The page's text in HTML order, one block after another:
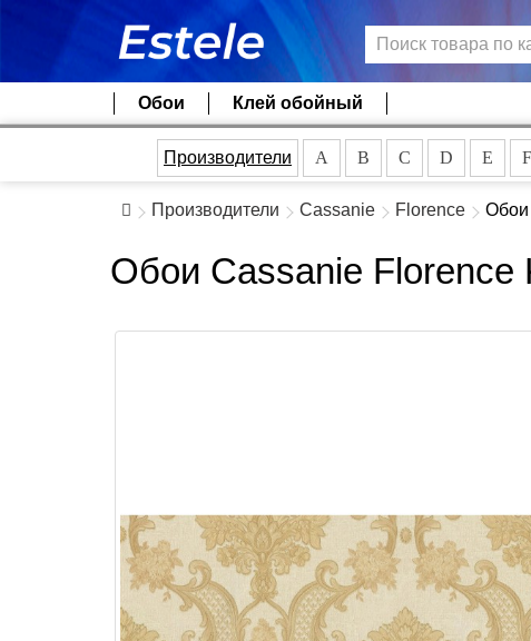
Обои Клей обойный
Производители A B C D E F
Производители Cassanie Florence Обои
Обои Cassanie Florence